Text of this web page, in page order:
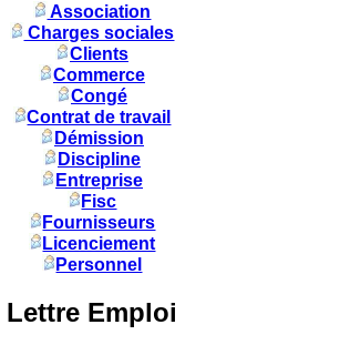
Association
Charges sociales
Clients
Commerce
Congé
Contrat de travail
Démission
Discipline
Entreprise
Fisc
Fournisseurs
Licenciement
Personnel
Lettre Emploi